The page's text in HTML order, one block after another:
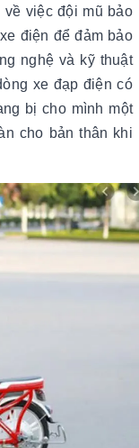
về việc đội mũ bảo
điện để đảm bảo
nghệ và kỹ thuật
xe đạp điện có
bị cho mình một
cho bản thân khi